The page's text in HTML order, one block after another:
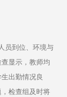
员到位、环境与
显示，教师均
出勤情况良
检查组及时将